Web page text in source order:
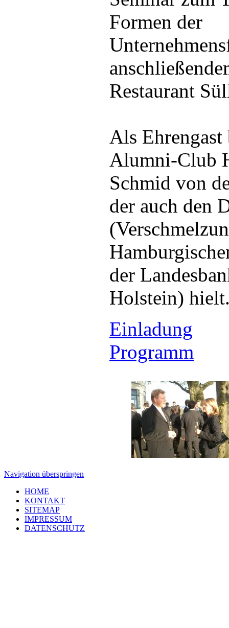
Formen der
Restaurant
Als Ehrengast
Alumni-Club
Schmid von
der auch den
der
Holstein)
Einladung
Programm
Navigation überspringen
HOME
KONTAKT
SITEMAP
IMPRESSUM
DATENSCHUTZ